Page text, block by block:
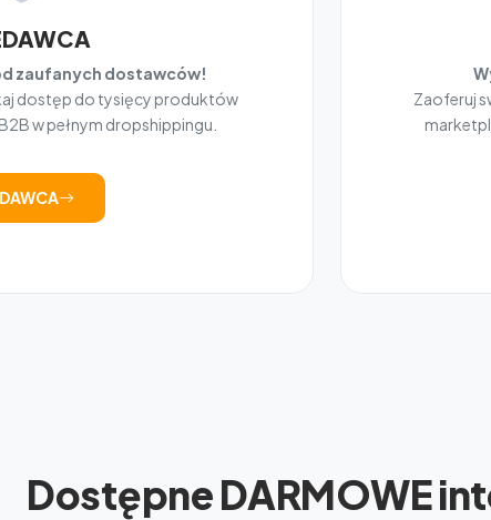
zaufanych dostawców!
dostęp do tysięcy produktów
w pełnym dropshippingu.
Zaoferuj
Dostępne DARMOWE